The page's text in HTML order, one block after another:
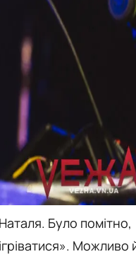
Було помітно,
Можливо